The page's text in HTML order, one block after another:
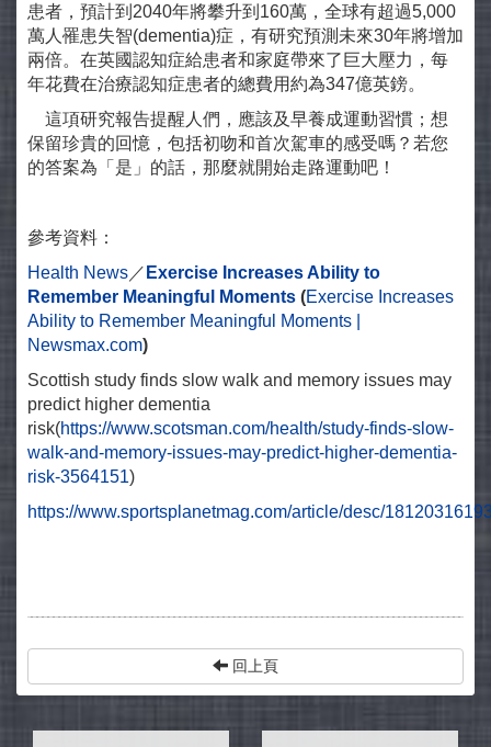
患者，預計到2040年將攀升到160萬，全球有超過5,000
萬人罹患失智(dementia)症，有研究預測未來30年將增加
兩倍。在英國認知症給患者和家庭帶來了巨大壓力，每
年花費在治療認知症患者的總費用約為347億英鎊。
這項研究報告提醒人們，應該及早養成運動習慣；想
保留珍貴的回憶，包括初吻和首次駕車的感受嗎？若您
的答案為「是」的話，那麼就開始走路運動吧！
參考資料：
Health News ／ Exercise Increases Ability to
Remember Meaningful Moments (Exercise Increases
Ability to Remember Meaningful Moments |
Newsmax.com)
Scottish study finds slow walk and memory issues may
predict higher dementia
risk(https://www.scotsman.com/health/study-finds-slow-
walk-and-memory-issues-may-predict-higher-dementia-
risk-3564151)
https://www.sportsplanetmag.com/article/desc/
回上頁